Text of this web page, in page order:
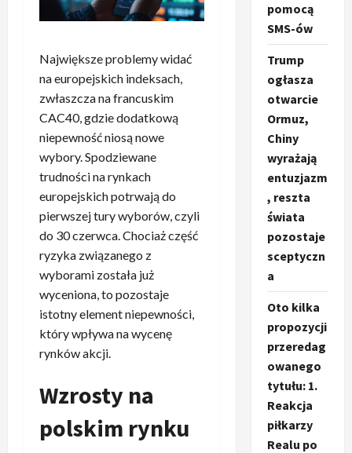
Największe problemy widać
na europejskich indeksach,
zwłaszcza na francuskim
CAC40, gdzie dodatkową
niepewność niosą nowe
wybory. Spodziewane
trudności na rynkach
europejskich potrwają do
pierwszej tury wyborów, czyli
do 30 czerwca. Chociaż część
ryzyka związanego z
wyborami została już
wyceniona, to pozostaje
istotny element niepewności,
który wpływa na wycenę
rynków akcji.
Wzrosty na
polskim rynku
pomocą
SMS-ów
Trump
ogłasza
otwarcie
Ormuz,
Chiny
wyrażają
entuzjazm
, reszta
świata
pozostaje
sceptyczn
a
Oto kilka
propozycji
przeredag
owanego
tytułu: 1.
Reakcja
piłkarzy
Realu po